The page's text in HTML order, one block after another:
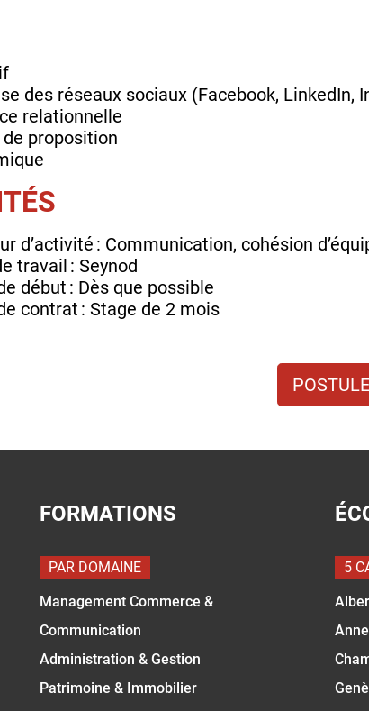
des réseaux sociaux (Facebook, LinkedIn,
relationnelle
de proposition
d’activité : Communication, cohésion
travail : Seynod
début : Dès que possible
contrat : Stage de 2 mois
FORMATIONS
PAR DOMAINE
Management Commerce &
Communication
Administration & Gestion
Patrimoine & Immobilier
5